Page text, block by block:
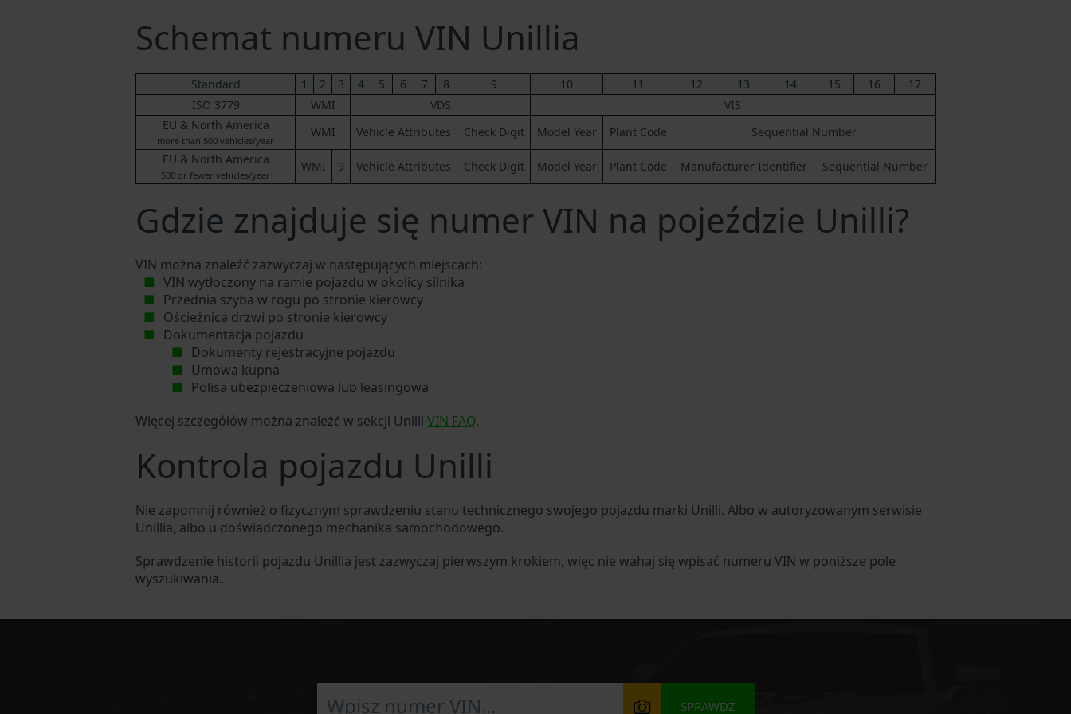
Schemat numeru VIN Unillia
Standard 1 2 3 4 5 6 7 8 9 10 11 12 13 14 15 16
17
ISO 3779
WMI VDS
VIS
EU & North America
more than 500 vehicles/year
WMI Vehicle Attributes Check Digit Model Year Plant Code
Sequential Number
EU & North America
500 or fewer vehicles/year
WMI 9 Vehicle Attributes Check Digit Model Year Plant Code Manufacturer Identifier Sequential Number
Gdzie znajduje się numer VIN na pojeździe Unilli?
VIN można znaleźć zazwyczaj w następujących miejscach:
VIN wytłoczony na ramie pojazdu w okolicy silnika
Przednia szyba w rogu po stronie kierowcy
Ościeżnica drzwi po stronie kierowcy
Dokumentacja pojazdu
Dokumenty rejestracyjne pojazdu
Umowa kupna
Polisa ubezpieczeniowa lub leasingowa
Więcej szczegółów można znaleźć w sekcji Unilli VIN FAQ.
Kontrola pojazdu Unilli
Nie zapomnij również o fizycznym sprawdzeniu stanu technicznego swojego pojazdu marki Unilli. Albo w autoryzowanym serwisie
Unillia, albo u doświadczonego mechanika samochodowego.
Sprawdzenie historii pojazdu Unillia jest zazwyczaj pierwszym krokiem, więc nie wahaj się wpisać numeru VIN w poniższe pole
wyszukiwania.
SPRAWDŹ